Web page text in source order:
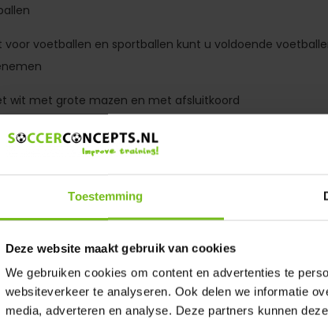
Toestemming
Deze website maakt gebruik van cookies
We gebruiken cookies om content en advertenties te
websiteverkeer te analyseren. Ook delen we informatie
media, adverteren en analyse. Deze partners kunnen
voetballen en sportballen kunt u voldoende
wit met grote mazen en met afsluitkoord
on 0 reviews
over dit product..